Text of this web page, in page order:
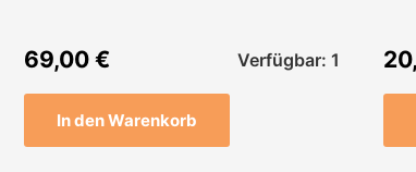
69,00 € Verfügbar: 1
In den Warenkorb